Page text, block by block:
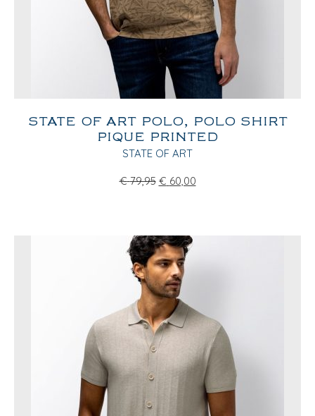
STATE OF ART POLO, POLO SHIRT
PIQUE PRINTED
STATE OF ART
€ 79,95 € 60,00